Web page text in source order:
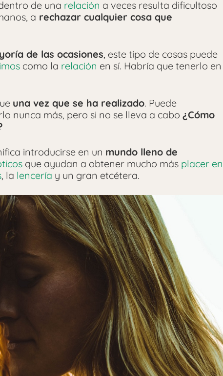
de una relación a veces resulta dificultoso
a rechazar cualquier cosa que
de las ocasiones, este tipo de cosas puede
como la relación en sí. Habría que tenerlo en
una vez que se ha realizado. Puede
nunca más, pero si no se lleva a cabo ¿Cómo
introducirse en un mundo lleno de
que ayudan a obtener mucho más placer en
, la lencería y un gran etcétera.